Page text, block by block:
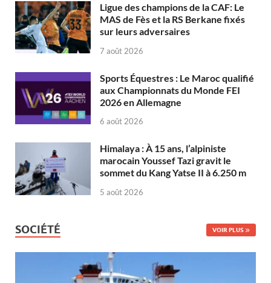
Ligue des champions de la CAF: Le
MAS de Fès et la RS Berkane fixés
sur leurs adversaires
7 août 2026
Sports Équestres : Le Maroc qualifié
aux Championnats du Monde FEI
2026 en Allemagne
6 août 2026
Himalaya : À 15 ans, l’alpiniste
marocain Youssef Tazi gravit le
sommet du Kang Yatse II à 6.250 m
5 août 2026
SOCIÉTÉ VOIR PLUS